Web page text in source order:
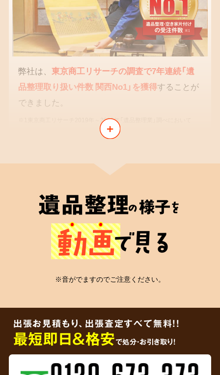
弊社は、東京商工リサーチの調査で7年連続「遺
品整理取り扱い件数 関西No1」を獲得することが
できました。
※1東京商工リサーチ2019年～2025年「遺品整理業」調べにおいて
2 遺品整理士 が在籍
安心の証
理をご依頼者様に届けることをお約束します。
遺品整理の様子を
動画で見る
※音がでますのでご注意ください。
出張お見積もり、出張査定すべて無料!!
最短即日＆格安で処分・お引き取り！